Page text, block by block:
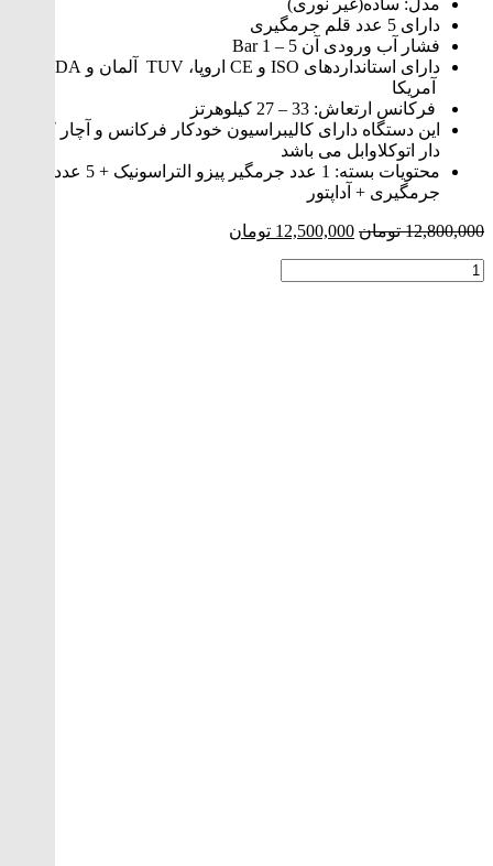
مدل: ساده(غیر نوری)
دارای 5 عدد قلم جرمگیری
فشار آب ورودی آن 5 – 1 Bar
دارای استانداردهای ISO و CE اروپا، TUV آلمان و FDA
آمریکا
فرکانس ارتعاش: 33 – 27 کیلوهرتز
این دستگاه دارای کالیبراسیون خودکار فرکانس و آچار کلاچ
دار اتوکلاوابل می باشد
محتویات بسته: 1 عدد جرمگیر پیزو التراسونیک + 5
عدد قلم
جرمگیری + آداپتور
12,800,000 تومان قیمت
12,500,000 تومان
جرمگیر